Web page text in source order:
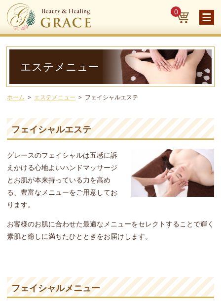
0
エステメニュー
ホーム エステメニュー フェイシャルエステ
フェイシャルエステ
グレースのフェイシャルは五感に訴
えかける心地よいハンドマッサージ
とお肌が本来持っている力を高め
る、豊富なメニューをご用意してお
ります。
お客様のお肌に合わせた最適なメニューをセレクトすることで輝く
素肌と癒しに満ちたひとときをお届けします。
フェイシャルメニュー